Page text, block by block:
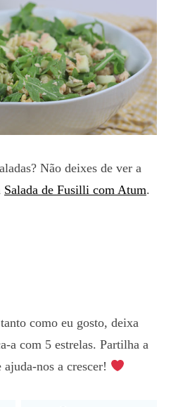
Não deixes de ver a
Salada de Fusilli com Atum.
como eu gosto, deixa
a com 5 estrelas. Partilha a
ajuda-nos a crescer!